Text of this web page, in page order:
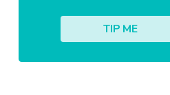
TIP ME